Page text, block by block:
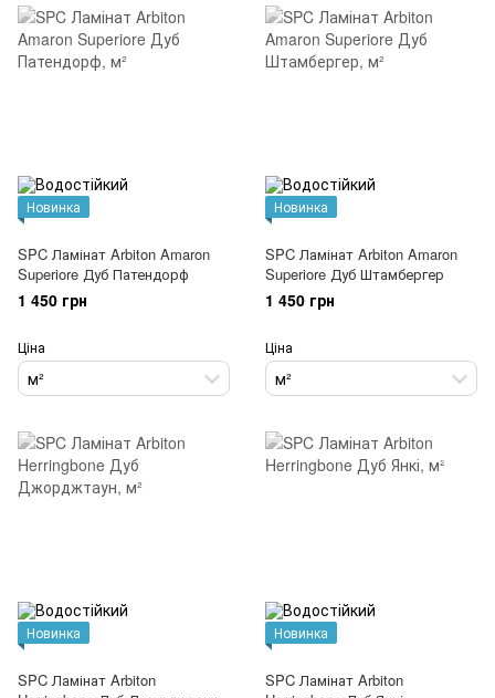
Новинка
SPC Ламінат Arbiton Amaron
Superiore Дуб Патендорф
1 450 грн
Ціна
м²
Новинка
SPC Ламінат Arbiton Amaron
Superiore Дуб Штамбергер
1 450 грн
Ціна
м²
Новинка
SPC Ламінат Arbiton
Новинка
SPC Ламінат Arbiton